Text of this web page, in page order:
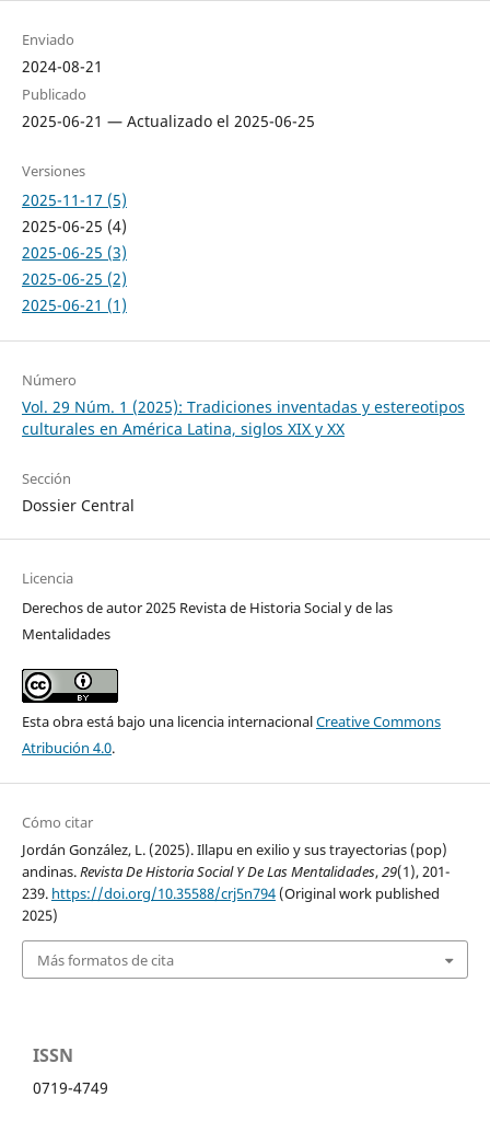
Enviado
2024-08-21
Publicado
2025-06-21 — Actualizado el 2025-06-25
Versiones
2025-11-17 (5)
2025-06-25 (4)
2025-06-25 (3)
2025-06-25 (2)
2025-06-21 (1)
Número
Vol. 29 Núm. 1 (2025): Tradiciones inventadas y estereotipos
culturales en América Latina, siglos XIX y XX
Sección
Dossier Central
Licencia
Derechos de autor 2025 Revista de Historia Social y de las
Mentalidades
Esta obra está bajo una licencia internacionalCreative Commons
Atribución 4.0.
Cómo citar
Jordán González, L. (2025). Illapu en exilio y sus trayectorias (pop)
andinas.Revista De Historia Social Y De Las Mentalidades,29(1), 201-
239. https://doi.org/10.35588/crj5n794(Original work published
2025)
Más formatos de cita
ISSN
0719-4749